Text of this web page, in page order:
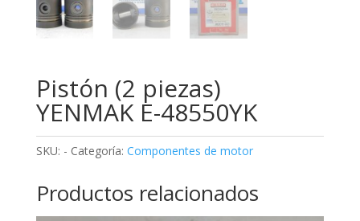
Pistón (2 piezas)
YENMAK E-48550YK
SKU: - Categoría: Componentes de motor
Productos relacionados